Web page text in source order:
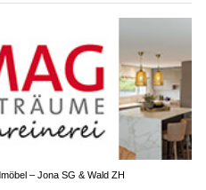
– Jona SG & Wald ZH